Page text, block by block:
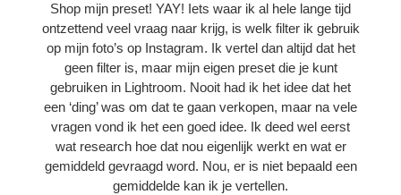
Shop mijn preset! YAY! Iets waar ik al hele lange tijd
ontzettend veel vraag naar krijg, is welk filter ik gebruik
op mijn foto’s op Instagram. Ik vertel dan altijd dat het
geen filter is, maar mijn eigen preset die je kunt
gebruiken in Lightroom. Nooit had ik het idee dat het
een ‘ding’ was om dat te gaan verkopen, maar na vele
vragen vond ik het een goed idee. Ik deed wel eerst
wat research hoe dat nou eigenlijk werkt en wat er
gemiddeld gevraagd word. Nou, er is niet bepaald een
gemiddelde kan ik je vertellen.